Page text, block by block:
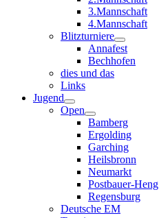
3.Mannschaft
4.Mannschaft
Blitzturniere
Annafest
Bechhofen
dies und das
Links
Jugend
Open
Bamberg
Ergolding
Garching
Heilsbronn
Neumarkt
Postbauer-Heng
Regensburg
Deutsche EM